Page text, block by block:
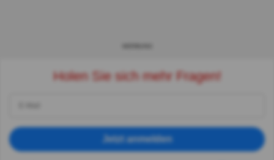
Holen Sie sich mehr Fragen!
Jetzt anmelden